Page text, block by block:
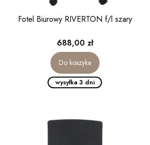
Fotel Biurowy RIVERTON f/l szary
Cena
688,00 zł
Do koszyka
wysyłka 3 dni